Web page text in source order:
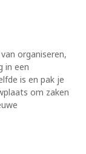
organiseren,
in een
is en pak je
om zaken